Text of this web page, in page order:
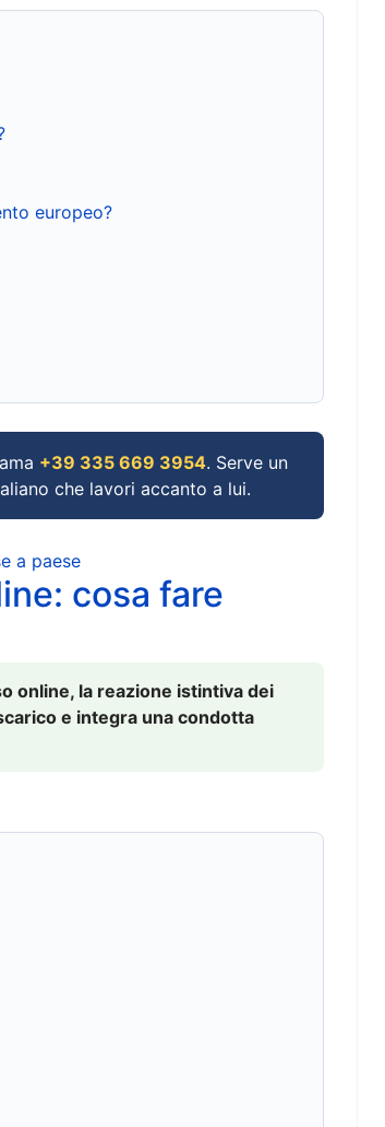
europeo?
+39 335 669 3954. Serve un
che lavori accanto a lui.
a paese
cosa fare
online, la reazione istintiva dei
e integra una condotta